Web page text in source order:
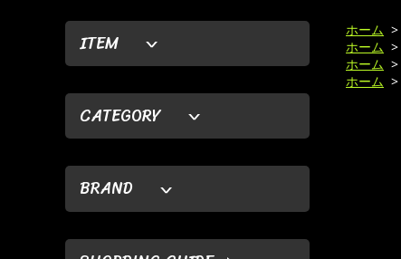
ITEM
CATEGORY
BRAND
ホーム >
ホーム >
ホーム >
ホーム >